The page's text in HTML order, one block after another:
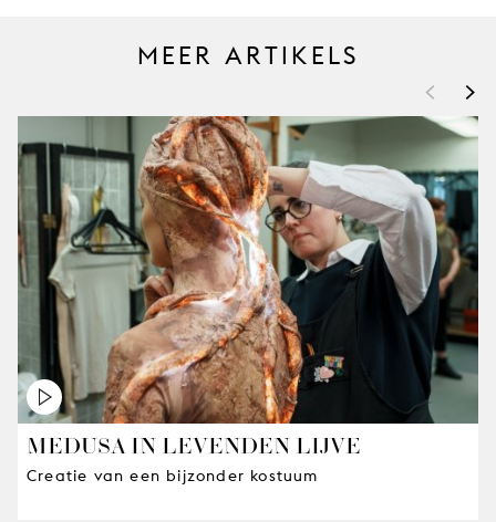
MEER ARTIKELS
< >
MEDUSA IN LEVENDEN LIJVE
Creatie van een bijzonder kostuum